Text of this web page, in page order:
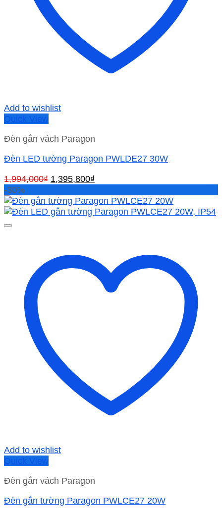
Add to wishlist
Quick View
Đèn gắn vách Paragon
Đèn LED tường Paragon PWLDE27 30W
1,994,000₫ Giá
là:
1,994,000₫.
1,395,800₫
tại
là:
-30%
Add to wishlist
Quick View
Đèn gắn vách Paragon
Đèn gắn tường Paragon PWLCE27 20W